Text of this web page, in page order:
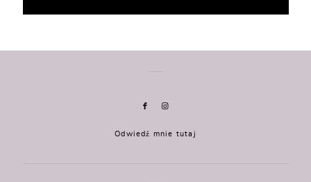
Odwiedź mnie tutaj